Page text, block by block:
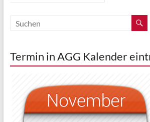
Termin in AGG Kalender